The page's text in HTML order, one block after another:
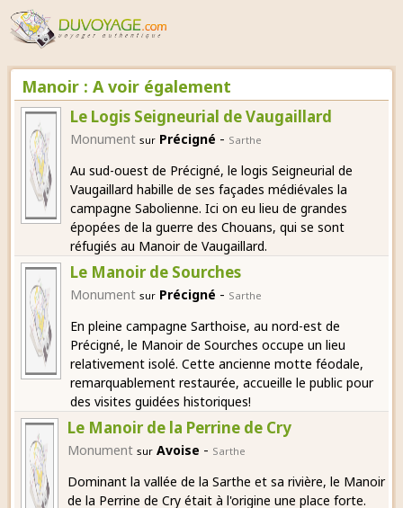
Manoir : A voir également
Le Logis Seigneurial de Vaugaillard
Monument sur Précigné - Sarthe
Au sud-ouest de Précigné, le logis Seigneurial de
Vaugaillard habille de ses façades médiévales la
campagne Sabolienne. Ici on eu lieu de grandes
épopées de la guerre des Chouans, qui se sont
réfugiés au Manoir de Vaugaillard.
Le Manoir de Sourches
Monument sur Précigné - Sarthe
En pleine campagne Sarthoise, au nord-est de
Précigné, le Manoir de Sourches occupe un lieu
relativement isolé. Cette ancienne motte féodale,
remarquablement restaurée, accueille le public pour
des visites guidées historiques!
Le Manoir de la Perrine de Cry
Monument sur Avoise - Sarthe
Dominant la vallée de la Sarthe et sa rivière, le Manoir
de la Perrine de Cry était à l'origine une place forte.